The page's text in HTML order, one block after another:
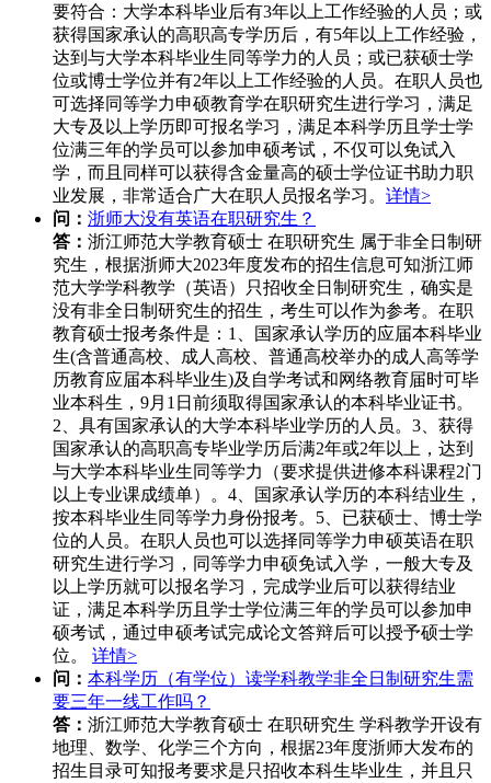
要符合：大学本科毕业后有3年以上工作经验的人员；或
获得国家承认的高职高专学历后，有5年以上工作经验，
达到与大学本科毕业生同等学力的人员；或已获硕士学
位或博士学位并有2年以上工作经验的人员。在职人员也
可选择同等学力申硕教育学在职研究生进行学习，满足
大专及以上学历即可报名学习，满足本科学历且学士学
位满三年的学员可以参加申硕考试，不仅可以免试入
学，而且同样可以获得含金量高的硕士学位证书助力职
业发展，非常适合广大在职人员报名学习。 详情>
问： 浙师大没有英语在职研究生？
答： 浙江师范大学教育硕士 在职研究生 属于非全日制研
究生，根据浙师大2023年度发布的招生信息可知浙江师
范大学学科教学（英语）只招收全日制研究生，确实是
没有非全日制研究生的招生，考生可以作为参考。在职
教育硕士报考条件是：1、国家承认学历的应届本科毕业
生(含普通高校、成人高校、普通高校举办的成人高等学
历教育应届本科毕业生)及自学考试和网络教育届时可毕
业本科生，9月1日前须取得国家承认的本科毕业证书。
2、具有国家承认的大学本科毕业学历的人员。3、获得
国家承认的高职高专毕业学历后满2年或2年以上，达到
与大学本科毕业生同等学力（要求提供进修本科课程2门
以上专业课成绩单）。4、国家承认学历的本科结业生，
按本科毕业生同等学力身份报考。5、已获硕士、博士学
位的人员。在职人员也可以选择同等学力申硕英语在职
研究生进行学习，同等学力申硕免试入学，一般大专及
以上学历就可以报名学习，完成学业后可以获得结业
证，满足本科学历且学士学位满三年的学员可以参加申
硕考试，通过申硕考试完成论文答辩后可以授予硕士学
位。 详情>
问： 本科学历（有学位）读学科教学非全日制研究生需
要三年一线工作吗？
答： 浙江师范大学教育硕士 在职研究生 学科教学开设有
地理、数学、化学三个方向，根据23年度浙师大发布的
招生目录可知报考要求是只招收本科生毕业生，并且只